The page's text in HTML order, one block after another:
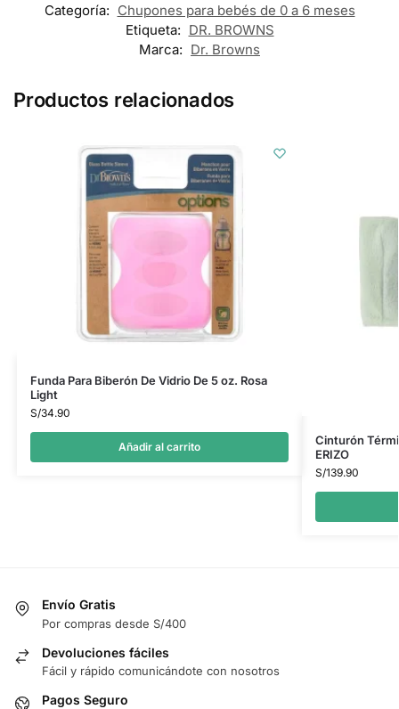
Categoría: Chupones para bebés de 0 a 6 meses
Etiqueta: DR. BROWNS
Marca: Dr. Browns
Productos relacionados
Funda Para Biberón De Vidrio De 5 oz. Rosa
Light
S/34.90
Añadir al carrito
Cinturón
ERIZO
S/139.90
Envío Gratis
Por compras desde S/400
Devoluciones fáciles
Fácil y rápido comunicándote con nosotros
Pagos Seguro